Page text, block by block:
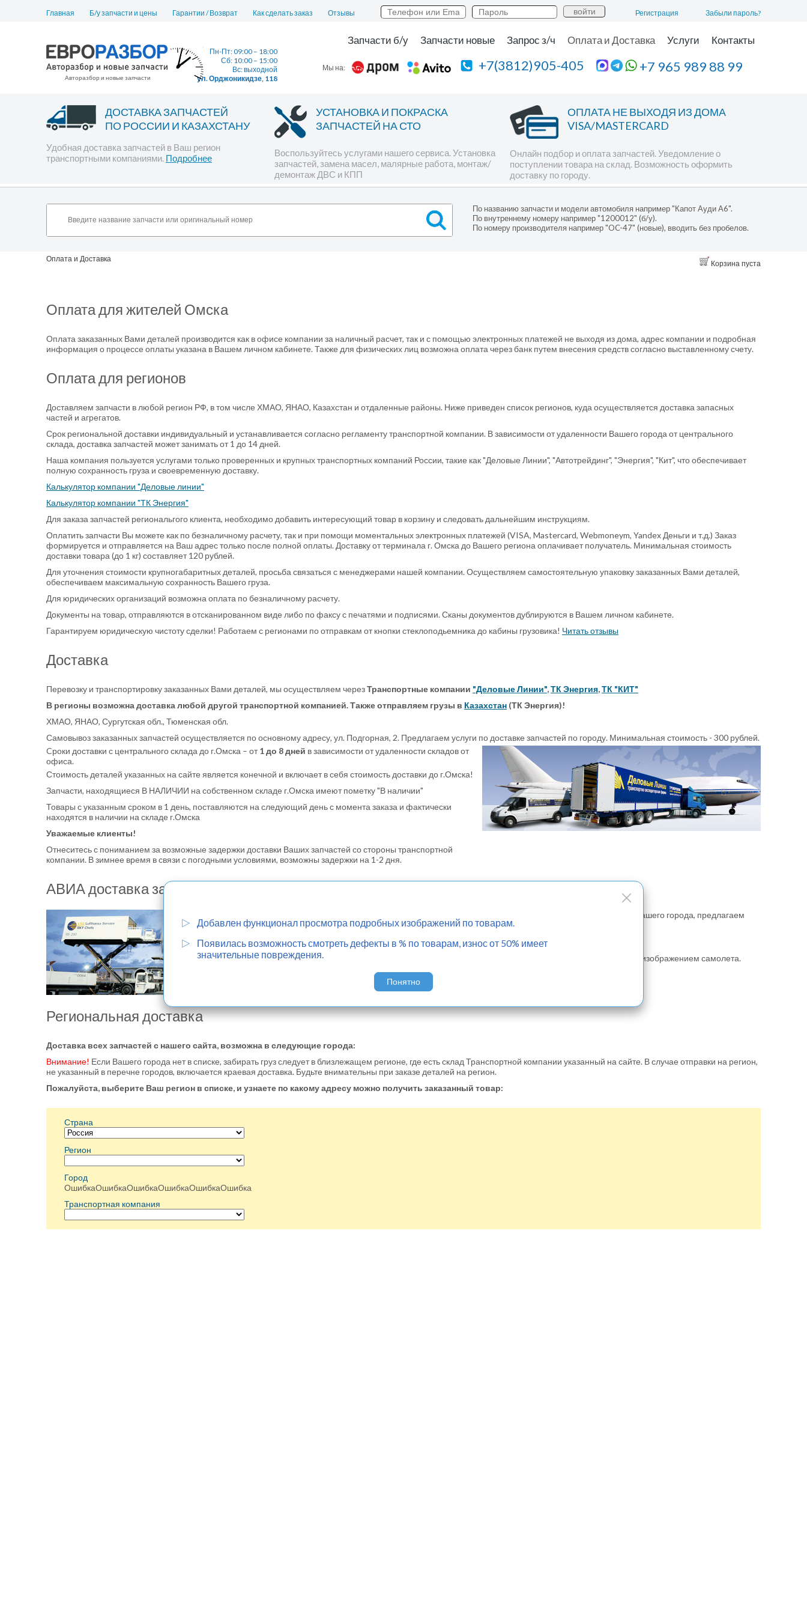
Главная Б/у запчасти и цены Гарантии / Возврат Как сделать заказ Отзывы Забыли пароль?
Регистрация
Авторазбор и новые запчасти
Пн-Пт: 09:00 – 18:00
Сб: 10:00 – 15:00
Вс: выходной
ул. Орджоникидзе, 118
Мы на:
Контакты
Услуги
Оплата и Доставка
Запрос з/ч
Запчасти новые
Запчасти б/у
+7 965 989 88 99
+7(3812)905-405
ДОСТАВКА ЗАПЧАСТЕЙ
ПО РОССИИ И КАЗАХСТАНУ
Удобная доставка запчастей в Ваш регион
транспортными компаниями. Подробнее
УСТАНОВКА И ПОКРАСКА
ЗАПЧАСТЕЙ НА СТО
Воспользуйтесь услугами нашего сервиса. Установка
запчастей, замена масел, малярные работа, монтаж/
демонтаж ДВС и КПП
ОПЛАТА НЕ ВЫХОДЯ ИЗ ДОМА
VISA/MASTERCARD
Онлайн подбор и оплата запчастей. Уведомление о
поступлении товара на склад. Возможность оформить
доставку по городу.
По названию запчасти и модели автомобиля например "Капот Ауди А6".
По внутреннему номеру например "1200012" (б/у).
По номеру производителя например "OC-47" (новые), вводить без пробелов.
Корзина пуста
Оплата и Доставка
Оплата для жителей Омска
Оплата заказанных Вами деталей производится как в офисе компании за наличный расчет, так и с помощью электронных платежей не выходя из дома, адрес компании и подробная
информация о процессе оплаты указана в Вашем личном кабинете. Также для физических лиц возможна оплата через банк путем внесения средств согласно выставленному счету.
Оплата для регионов
Доставляем запчасти в любой регион РФ, в том числе ХМАО, ЯНАО, Казахстан и отдаленные районы. Ниже приведен список регионов, куда осуществляется доставка запасных
частей и агрегатов.
Срок региональной доставки индивидуальный и устанавливается согласно регламенту транспортной компании. В зависимости от удаленности Вашего города от центрального
склада, доставка запчастей может занимать от 1 до 14 дней.
Наша компания пользуется услугами только проверенных и крупных транспортных компаний России, такие как "Деловые Линии", "Автотрейдинг", "Энергия", "Кит", что обеспечивает
полную сохранность груза и своевременную доставку.
Калькулятор компании "Деловые линии"
Калькулятор компании "ТК Энергия"
Для заказа запчастей региональгого клиента, необходимо добавить интересующий товар в корзину и следовать дальнейшим инструкциям.
Оплатить запчасти Вы можете как по безналичному расчету, так и при помощи моментальных электронных платежей (VISA, Mastercard, Webmoneym, Yandex Деньги и т.д.) Заказ
формируется и отправляется на Ваш адрес только после полной оплаты. Доставку от терминала г. Омска до Вашего региона оплачивает получатель. Минимальная стоимость
доставки товара (до 1 кг) составляет 120 рублей.
Для уточнения стоимости крупногабаритных деталей, просьба связаться с менеджерами нашей компании. Осуществляем самостоятельную упаковку заказанных Вами деталей,
обеспечиваем максимальную сохранность Вашего груза.
Для юридических организаций возможна оплата по безналичному расчету.
Документы на товар, отправляются в отсканированном виде либо по факсу с печатями и подписями. Сканы документов дублируются в Вашем личном кабинете.
Гарантируем юридическую чистоту сделки! Работаем с регионами по отправкам от кнопки стеклоподьемника до кабины грузовика! Читать отзывы
Доставка
Перевозку и транспортировку заказанных Вами деталей, мы осуществляем черезТранспортные компании "Деловые Линии",ТК Энергия,ТК "КИТ"
В регионы возможна доставка любой другой транспортной компанией. Также отправляем грузы в Казахстан (ТК Энергия)!
ХМАО, ЯНАО, Сургутская обл., Тюменская обл.
Самовывоз заказанных запчастей осуществляется по основному адресу, ул. Подгорная, 2. Предлагаем услуги по доставке запчастей по городу. Минимальная стоимость - 300 рублей.
Cроки доставки с центрального склада до г.Омска – от1 до 8 дней в зависимости от удаленности складов от
офиса.
Стоимость деталей указанных на сайте является конечной и включает в себя стоимость доставки до г.Омска!
Запчасти, находящиеся В НАЛИЧИИ на собственном складе г.Омска имеют пометку "В наличии"
Товары с указанным сроком в 1 день, поставляются на следующий день с момента заказа и фактически
находятся в наличии на складе г.Омска
Уважаемые клиенты!
Отнеситесь с пониманием за возможные задержки доставки Ваших запчастей со стороны транспортной
компании. В зимнее время в связи с погодными условиями, возможны задержки на 1-2 дня.
АВИА доставка запчастей - "Прайм"
Уважаемые клиенты, если Вас интересует более быстрая доставка запчастй до вашего города, предлагаем
воспользоваться услугой доставки запчастей "Прайм"
Сроки поставки составит всего2 дня. Услуга оплачивается отдельно.
Для оформления заказа услугой "Прайм" выберите напротив запчастей кнопку с изображением самолета.
Региональная доставка
Доставка всех запчастей с нашего сайта, возможна в следующие города:
Внимание! Если Вашего города нет в списке, забирать груз следует в близлежащем регионе, где есть склад Транспортной компании указанный на сайте. В случае отправки на регион,
не указанный в перечне городов, включается краевая доставка. Будьте внимательны при заказе деталей на регион.
Пожалуйста, выберите Ваш регион в списке, и узнаете по какому адресу можно получить заказанный товар:
Страна
Регион
Город
ОшибкаОшибкаОшибкаОшибкаОшибкаОшибка
Транспортная компания
Добавлен функционал просмотра подробных изображений по товарам.
Появилась возможность смотреть дефекты в % по товарам, износ от 50% имеет
значительные повреждения.
Понятно